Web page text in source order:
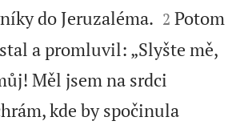
do Jeruzaléma. 

2 Potom
a promluvil: „Slyšte mě,
Měl jsem na srdci
kde by spočinula